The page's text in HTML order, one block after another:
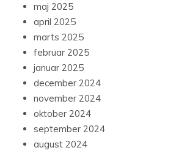
maj 2025
april 2025
marts 2025
februar 2025
januar 2025
december 2024
november 2024
oktober 2024
september 2024
august 2024